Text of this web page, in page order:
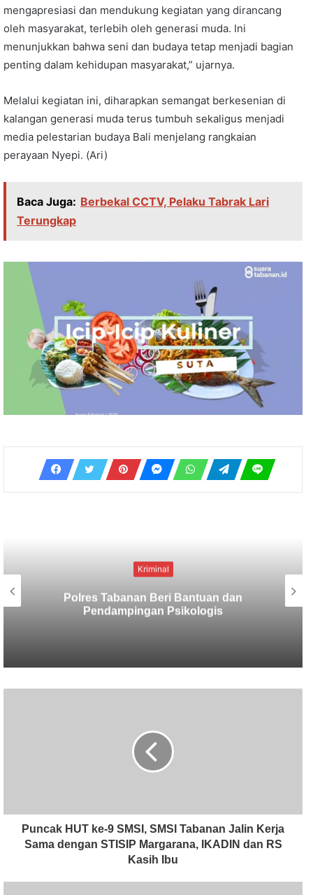
mengapresiasi dan mendukung kegiatan yang dirancang
oleh masyarakat, terlebih oleh generasi muda. Ini
menunjukkan bahwa seni dan budaya tetap menjadi bagian
penting dalam kehidupan masyarakat,” ujarnya.
Melalui kegiatan ini, diharapkan semangat berkesenian di
kalangan generasi muda terus tumbuh sekaligus menjadi
media pelestarian budaya Bali menjelang rangkaian
perayaan Nyepi. (Ari)
Baca Juga: Berbekal CCTV, Pelaku Tabrak Lari
Terungkap
Kriminal
Berbekal CCTV, Pelaku Tabrak Lari
Terungkap
Puncak HUT ke-9 SMSI, SMSI Tabanan Jalin Kerja
Sama dengan STISIP Margarana, IKADIN dan RS
Kasih Ibu